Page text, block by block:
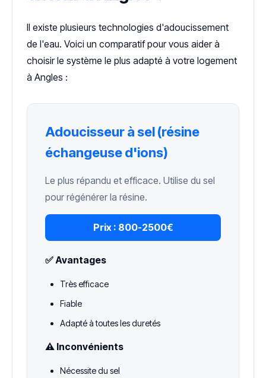
Il existe plusieurs technologies d'adoucissement
de l'eau. Voici un comparatif pour vous aider à
choisir le système le plus adapté à votre logement
à Angles :
Adoucisseur à sel (résine
échangeuse d'ions)
Le plus répandu et efficace. Utilise du sel
pour régénérer la résine.
Prix : 800-2500€
✅ Avantages
Très efficace
Fiable
Adapté à toutes les duretés
⚠️ Inconvénients
Nécessite du sel